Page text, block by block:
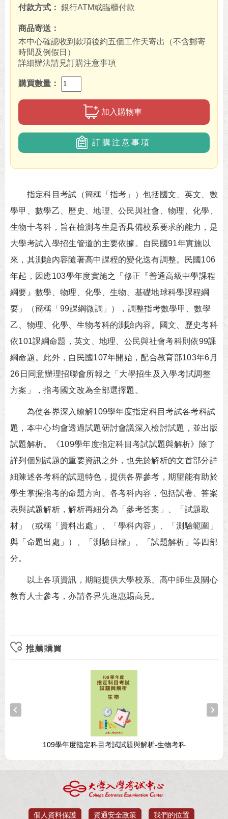
付款方式 銀行ATM或臨櫃付款
商品寄送
本中心確認收到款項後約五個工作天寄出（不含郵寄
時間及例假日）
詳細辦法請見訂購注意事項
購買數量
加入購物車
訂購注意事項
指定科目考試（簡稱「指考」）包括國文、英文、數
學甲、數學乙、歷史、地理、公民與社會、物理、化學、
生物十考科，旨在檢測考生是否具備校系要求的能力，是
大學考試入學招生管道的主要依據。自民國91年實施以
來，其測驗內容隨著高中課程的變化迭有調整。民國106
年起，因應103學年度實施之「修正『普通高級中學課程
綱要』數學、物理、化學、生物、基礎地球科學課程綱
要」（簡稱「99課綱微調」），調整指考數學甲、數學
乙、物理、化學、生物考科的測驗內容。國文、歷史考科
依101課綱命題，英文、地理、公民與社會考科則依99課
綱命題。此外，自民國107年開始，配合教育部103年6月
26日同意辦理招聯會所報之「大學招生及入學考試調整
方案」，指考國文改為全部選擇題。
為使各界深入瞭解109學年度指定科目考試各考科試
題，本中心均會透過試題研討會議深入檢討試題，並出版
試題解析。《109學年度指定科目考試試題與解析》除了
詳列個別試題的重要資訊之外，也先於解析的文首部分詳
細陳述各考科的試題特色，提供各界參考，期望能有助於
學生掌握指考的命題方向。各考科內容，包括試卷、答案
表與試題解析，解析再細分為「參考答案」、「試題取
材」（或稱「資料出處」、「學科內容」、「測驗範圍」
與「命題出處」）、「測驗目標」、「試題解析」等四部
分。
以上各項資訊，期能提供大學校系、高中師生及關心
教育人士參考，亦請各界先進惠賜高見。
推薦購買
109學年度指定科目考試試題與解析-生物考科
個人資料保護 資通安全政策 我們的位置